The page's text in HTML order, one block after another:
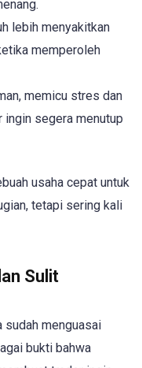
lebih menyakitkan
memperoleh
memicu stres dan
segera menutup
usaha cepat untuk
tetapi sering kali
Sulit
sudah menguasai
bukti bahwa